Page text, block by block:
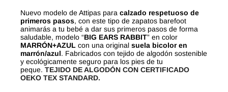
Nuevo modelo de Attipas para calzado respetuoso de
primeros pasos, con este tipo de zapatos barefoot
animarás a tu bebé a dar sus primeros pasos de forma
saludable, modelo “BIG EARS RABBIT” en color
MARRÓN+AZUL con una original suela bicolor en
marrón/azul. Fabricados con tejido de algodón sostenible
y ecológicamente seguro para los pies de tu
peque. TEJIDO DE ALGODÓN CON CERTIFICADO
OEKO TEX STANDARD.